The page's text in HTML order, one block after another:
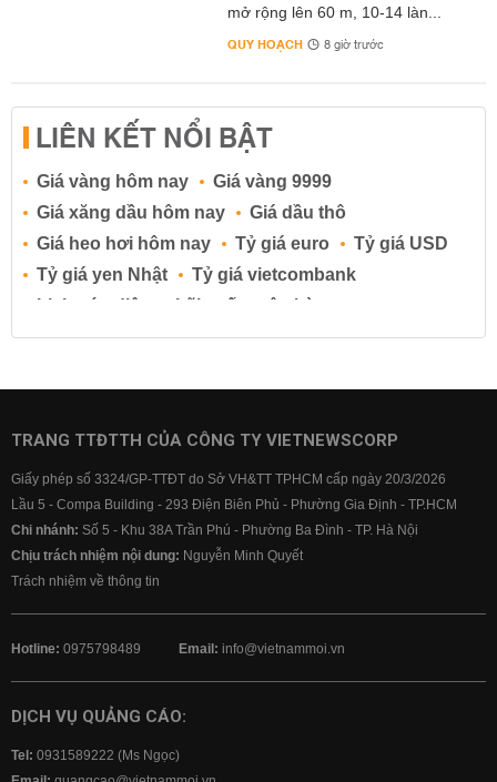
mở rộng lên 60 m, 10-14 làn...
QUY HOẠCH 8 giờ trước
LIÊN KẾT NỔI BẬT
Giá vàng hôm nay
Giá vàng 9999
Giá xăng dầu hôm nay
Giá dầu thô
Giá heo hơi hôm nay
Tỷ giá euro
Tỷ giá USD
Tỷ giá yen Nhật
Tỷ giá vietcombank
Lịch cúp điện
Lãi suất ngân hàng
Lãi suất tiết kiệm
Lãi suất tiền gửi
Lãi suất ngân hàng BIDV
Lãi suất ngân hàng Vietcombank
TRANG TTĐTTH CỦA CÔNG TY VIETNEWSCORP
Giấy phép số 3324/GP-TTĐT do Sở VH&TT TPHCM cấp ngày 20/3/2026
Lầu 5 - Compa Building - 293 Điện Biên Phủ - Phường Gia Định - TP.HCM
Chi nhánh: Số 5 - Khu 38A Trần Phú - Phường Ba Đình - TP. Hà Nội
Chịu trách nhiệm nội dung: Nguyễn Minh Quyết
Trách nhiệm về thông tin
Hotline: 0975798489 Email: info@vietnammoi.vn
DỊCH VỤ QUẢNG CÁO:
Tel: 0931589222 (Ms Ngọc)